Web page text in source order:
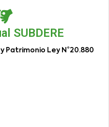
SUBDERE
Patrimonio Ley N°20.880